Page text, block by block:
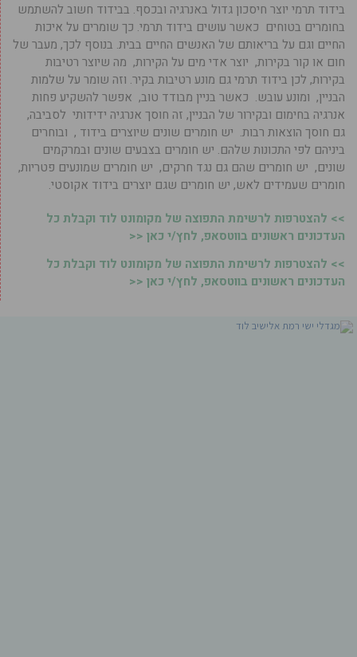
בידוד תרמי יוצר חיסכון גדול באנרגיה ובכסף. בבידוד חשוב להשתמש
בחומרים בטוחים כאשר עושים בידוד תרמי. כך שומרים על איכות
החיים וגם על בריאותם של האנשים החיים בבית. בנוסף לכך, מעבר של
חום או קור בקירות, יוצר אדי מים על הקירות, מה שיוצר רטיבות
בקירות, לכן בידוד תרמי גם מונע רטיבות בקיר. וזה שומר על שלמות
הבניין, ומונע עובש. כאשר בניין מבודד טוב, אפשר להשקיע פחות
אנרגיה בחימום ובקירור של הבניין, זה חוסך אנרגיה ידידותי לסביבה,
גם חוסך הוצאות רבות. יש חומרים שונים שיוצרים בידוד , ובוחרים
ביניהם לפי התכונות שלהם. יש חומרים בצבעים שונים ובמרקמים
שונים, יש חומרים שהם גם נגד חרקים, יש חומרים שמונעים פטריות,
חומרים שעמידים לאש, יש חומרים שגם יוצרים בידוד אקוסטי.
>> להצטרפות לרשימת התפוצה של מקומונט לוד וקבלת כל
העדכונים ראשונים בווטסאפ, לחץ/י כאן <<
>> להצטרפות לרשימת התפוצה של מקומונט לוד וקבלת כל
העדכונים ראשונים בווטסאפ, לחץ/י כאן <<